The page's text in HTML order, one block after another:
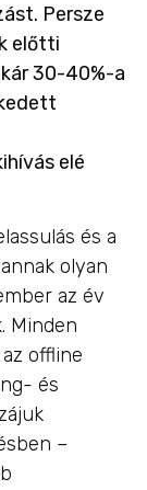
Persze
előtti
30-40%-a
elé
és a
olyan
az év
Minden
offline
és
–